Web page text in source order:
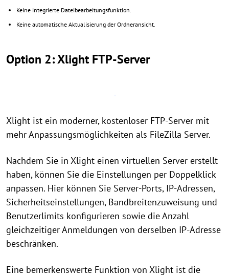
Keine integrierte Dateibearbeitungsfunktion.
Keine automatische Aktualisierung der Ordneransicht.
Option 2: Xlight FTP-Server
Xlight ist ein moderner, kostenloser FTP-Server mit
mehr Anpassungsmöglichkeiten als FileZilla Server.
Nachdem Sie in Xlight einen virtuellen Server erstellt
haben, können Sie die Einstellungen per Doppelklick
anpassen. Hier können Sie Server-Ports, IP-Adressen,
Sicherheitseinstellungen, Bandbreitenzuweisung und
Benutzerlimits konfigurieren sowie die Anzahl
gleichzeitiger Anmeldungen von derselben IP-Adresse
beschränken.
Eine bemerkenswerte Funktion von Xlight ist die